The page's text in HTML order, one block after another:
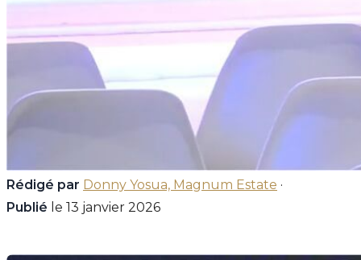
Rédigé par Donny Yosua, Magnum Estate ·
Publié le 13 janvier 2026